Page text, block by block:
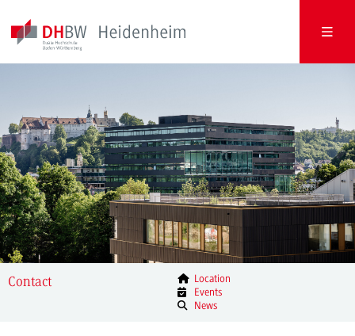
Contact
Location
Events
News